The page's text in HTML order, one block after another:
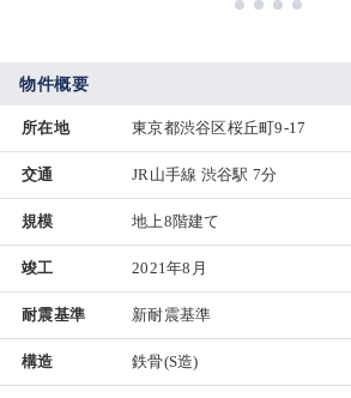
物件概要
所在地 東京都渋谷区桜丘町9-17
交通 JR山手線 渋谷駅 7分
規模 地上8階建て
竣工 2021年8月
耐震基準 新耐震基準
構造 鉄骨(S造)